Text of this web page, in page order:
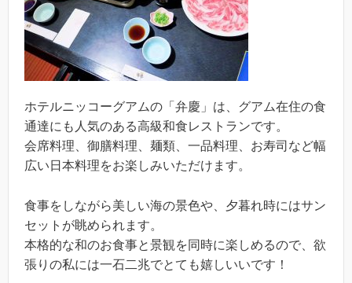
ホテルニッコーグアムの「弁慶」は、グアム在住の食
通達にも人気のある高級和食レストランです。
会席料理、御膳料理、麺類、一品料理、お寿司など幅
広い日本料理をお楽しみいただけます。
食事をしながら美しい海の景色や、夕暮れ時にはサン
セットが眺められます。
本格的な和のお食事と景観を同時に楽しめるので、欲
張りの私には一石二兆でとても嬉しいいです！